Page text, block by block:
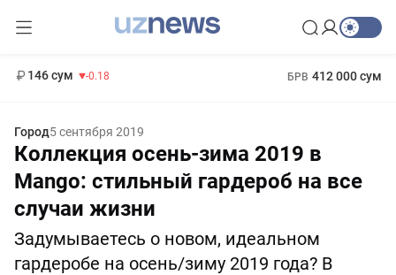
146 сум -0.18 БРВ 412 000 сум
Город5 сентября 2019
Коллекция осень-зима 2019 в
Mango: стильный гардероб на все
случаи жизни
Задумываетесь о новом, идеальном
гардеробе на осень/зиму 2019 года? В